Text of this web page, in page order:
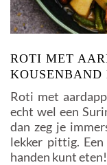
ROTI MET
KOUSENBAND
Roti met
echt wel een
dan zeg je
lekker pittig.
handen kunt eten!